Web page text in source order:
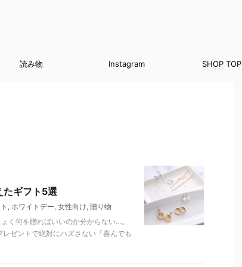
読み物 Instagram SHOP TOP
たギフト5選
, ホワイトデー, 女性向け, 贈り物
く何を贈ればいいのか分からない…。
ゼントで絶対にハズさない『喜んでも